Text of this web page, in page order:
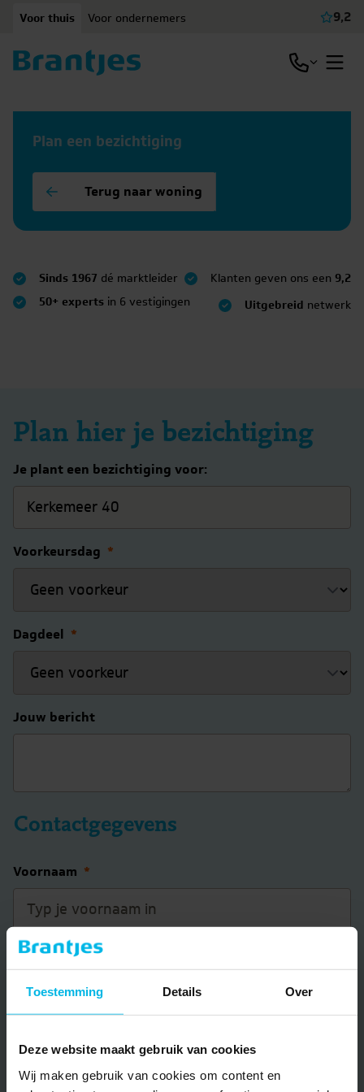
Toestemming Details Over
Deze website maakt gebruik van cookies
Wij maken gebruik van cookies om content en
Voor thuis Voor ondernemers 9,2
Open /
Plan een bezichtiging
Terug naar woning
Sinds 1967 dé marktleider Klanten geven ons een 9,2
50+ experts in 6 vestigingen Uitgebreid netwerk
Plan hier je bezichtiging
Je plant een bezichtiging voor:
Voorkeursdag *
Dagdeel *
Jouw bericht
Contactgegevens
Voornaam *
Achternaam *